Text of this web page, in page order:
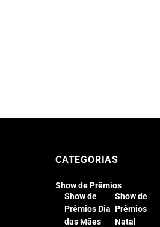
CATEGORIAS
Show de Prêmios
Show de
Prêmios Dia
das Mães
Show de
Prêmios
Natal